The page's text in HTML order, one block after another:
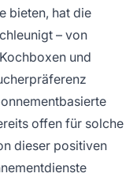
bieten, hat die
– von
und
offen für solche
dieser positiven